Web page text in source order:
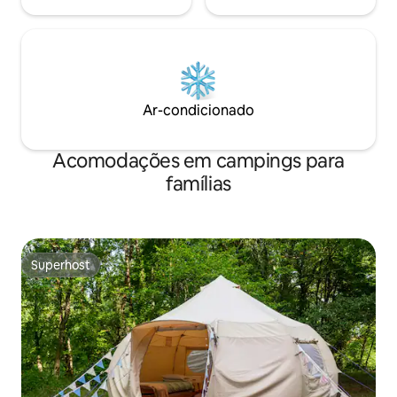
Ar-condicionado
Acomodações em campings para
famílias
Superhost
Superhost